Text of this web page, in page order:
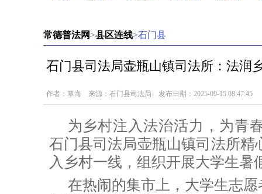
常德普法网>县区连线>石门县
石门县司法局壶瓶山镇司法所：法润
作者：覃海 来源：石门县司法局 发布日期：2025-09-15 08:47:45
为乡村注入法治活力，为青
石门县司法局壶瓶山镇司法所
入乡村一线，组织开展大学生暑
在热闹的集市上，大学生志